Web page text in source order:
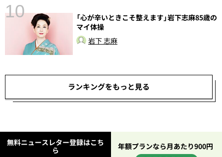
10
「心が辛いときこそ整えます」岩下志麻85歳の
マイ体操
岩下 志麻
ランキングをもっと見る
無料ニュースレター登録はこち
ら
年額プランなら月あたり900円